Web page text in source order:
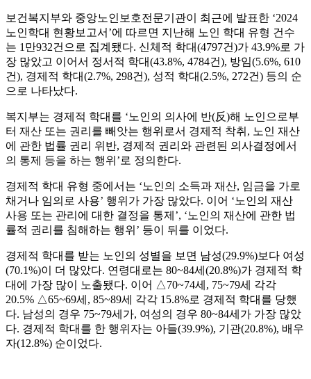
보건복지부와 중앙노인보호전문기관이 최근에 발표한 ‘2024
노인학대 현황보고서’에 따르면 지난해 노인 학대 유형 건수
는 1만932건으로 집계됐다. 신체적 학대(4797건)가 43.9%로 가
장 많았고 이어서 정서적 학대(43.8%, 4784건), 방임(5.6%, 610
건), 경제적 학대(2.7%, 298건), 성적 학대(2.5%, 272건) 등의 순
으로 나타났다.
복지부는 경제적 학대를 ‘노인의 의사에 반(反)해 노인으로부
터 재산 또는 권리를 빼앗는 행위로서 경제적 착취, 노인 재산
에 관한 법률 권리 위반, 경제적 권리와 관련된 의사결정에서
의 통제 등을 하는 행위’로 정의한다.
경제적 학대 유형 중에서는 ‘노인의 소득과 재산, 임금을 가로
채거나 임의로 사용’ 행위가 가장 많았다. 이어 ‘노인의 재산
사용 또는 관리에 대한 결정을 통제’, ‘노인의 재산에 관한 법
률적 권리를 침해하는 행위’ 등이 뒤를 이었다.
경제적 학대를 받는 노인의 성별을 보면 남성(29.9%)보다 여성
(70.1%)이 더 많았다. 연령대로는 80~84세(20.8%)가 경제적 학
대에 가장 많이 노출됐다. 이어 △70~74세, 75~79세 각각
20.5% △65~69세, 85~89세 각각 15.8%로 경제적 학대를 당했
다. 남성의 경우 75~79세가, 여성의 경우 80~84세가 가장 많았
다. 경제적 학대를 한 행위자는 아들(39.9%), 기관(20.8%), 배우
자(12.8%) 순이었다.